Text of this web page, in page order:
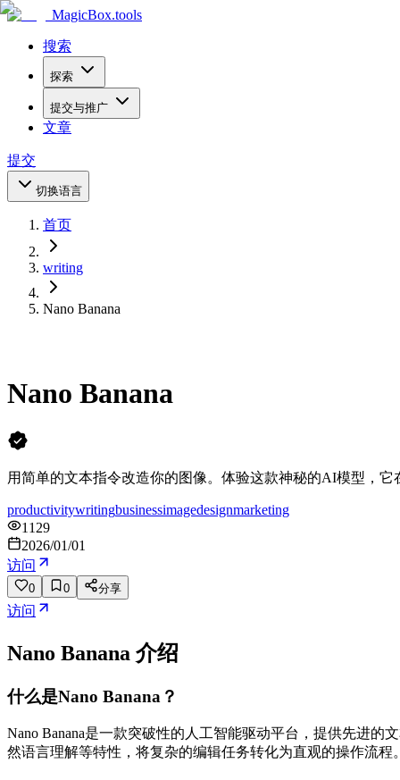
MagicBox.tools
搜索
探索
提交与推广
文章
提交
切换语言
首页
writing
Nano Banana
Nano Banana
用简单的文本指令改造你的图像。体验这款神秘的AI模型，
productivitywritingbusinessimagedesignmarketing
1129
2026/01/01
访问
0 0 分享
访问
Nano Banana 介绍
什么是Nano Banana？
Nano Banana是一款突破性的人工智能驱动平台，提供先进
然语言理解等特性，将复杂的编辑任务转化为直观的操作流程